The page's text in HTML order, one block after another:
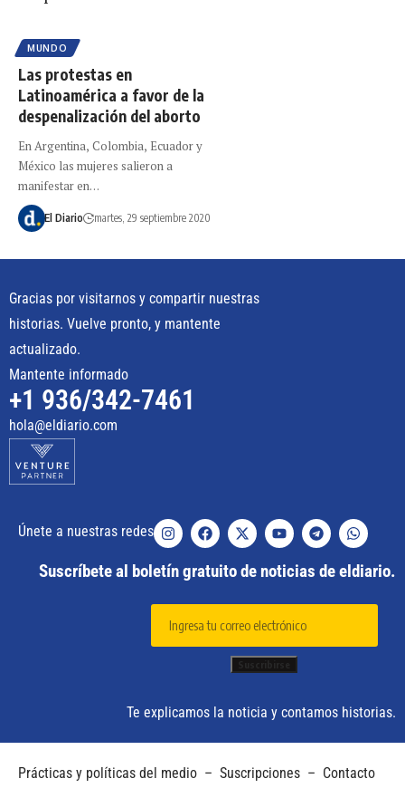
MUNDO
Las protestas en
Latinoamérica a favor de la
despenalización del aborto
En Argentina, Colombia, Ecuador y
México las mujeres salieron a
manifestar en…
El Diario martes, 29 septiembre 2020
Gracias por visitarnos y compartir nuestras
historias. Vuelve pronto, y mantente
actualizado.
Mantente informado
+1 936/342-7461
hola@eldiario.com
Únete a nuestras redes
Suscríbete al boletín gratuito de noticias de eldiario.
Te explicamos la noticia y contamos historias.
Prácticas y políticas del medio – Suscripciones – Contacto